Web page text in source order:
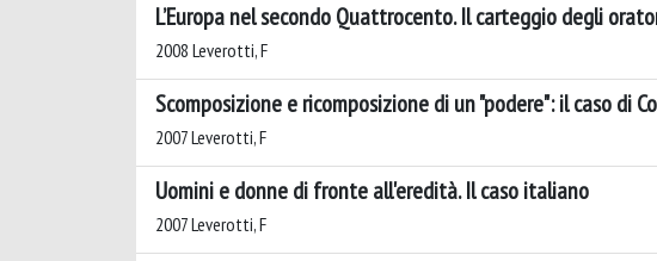
L’Europa nel secondo Quattrocento. Il carteggio degli
2008 Leverotti, F
Scomposizione e ricomposizione di un "podere": il caso di
2007 Leverotti, F
Uomini e donne di fronte all'eredità. Il caso italiano
2007 Leverotti, F